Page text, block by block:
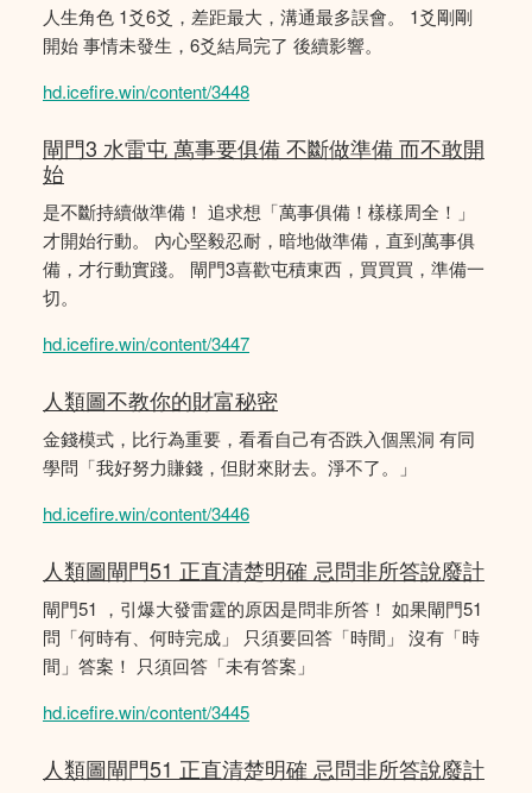
人生角色 1爻6爻，差距最大，溝通最多誤會。 1爻剛剛
開始 事情未發生，6爻結局完了 後續影響。
hd.icefire.win/content/3448
閘門3 水雷屯 萬事要俱備 不斷做準備 而不敢開
始
是不斷持續做準備！ 追求想「萬事俱備！樣樣周全！」
才開始行動。 內心堅毅忍耐，暗地做準備，直到萬事俱
備，才行動實踐。 閘門3喜歡屯積東西，買買買，準備一
切。
hd.icefire.win/content/3447
人類圖不教你的財富秘密
金錢模式，比行為重要，看看自己有否跌入個黑洞 有同
學問「我好努力賺錢，但財來財去。淨不了。」
hd.icefire.win/content/3446
人類圖閘門51 正直清楚明確 忌問非所答說廢計
閘門51 ，引爆大發雷霆的原因是問非所答！ 如果閘門51
問「何時有、何時完成」 只須要回答「時間」 沒有「時
間」答案！ 只須回答「未有答案」
hd.icefire.win/content/3445
人類圖閘門51 正直清楚明確 忌問非所答說廢計